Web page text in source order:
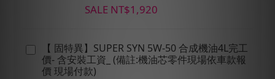
SALE NT$1,920
【 固特異】SUPER SYN 5W-50 合成機油4L完工
價- 含安裝工資_ (備註:機油芯零件現場依車款報
價 現場付款)